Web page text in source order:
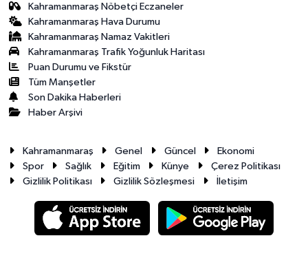
Kahramanmaraş Nöbetçi Eczaneler
Kahramanmaraş Hava Durumu
Kahramanmaraş Namaz Vakitleri
Kahramanmaraş Trafik Yoğunluk Haritası
Puan Durumu ve Fikstür
Tüm Manşetler
Son Dakika Haberleri
Haber Arşivi
Kahramanmaraş Genel Güncel
Ekonomi
Spor
Sağlık Eğitim Künye
Çerez Politikası
Gizlilik Politikası
Gizlilik Sözleşmesi İletişim